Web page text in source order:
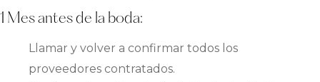
1 Mes antes de la boda:
Llamar y volver a confirmar todos los
proveedores contratados.